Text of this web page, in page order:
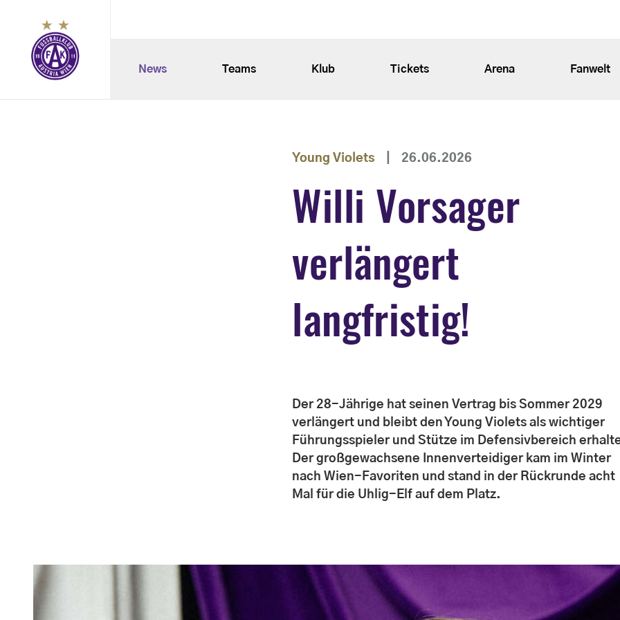
News Teams Klub Tickets Arena Fanwelt
Young Violets 26.06.2026
Willi Vorsager
verlängert
langfristig!
Der 28-Jährige hat seinen Vertrag bis Sommer 2029
verlängert und bleibt den Young Violets als wichtiger
Führungsspieler und Stütze im Defensivbereich
Der großgewachsene Innenverteidiger kam im Winter
nach Wien-Favoriten und stand in der Rückrunde acht
Mal für die Uhlig-Elf auf dem Platz.